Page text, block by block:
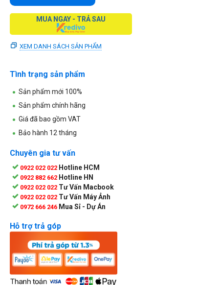
MUA NGAY - TRẢ SAU
XEM DANH SÁCH SẢN PHẨM
Tình trạng sản phẩm
Sản phẩm mới 100%
Sản phẩm chính hãng
Giá đã bao gồm VAT
Bảo hành 12 tháng
Chuyên gia tư vấn
0922 022 022 Hotline HCM
0922 882 662 Hotline HN
0922 022 022 Tư Vấn Macbook
0922 022 022 Tư Vấn Máy Ảnh
0972 666 246 Mua Sỉ - Dự Án
Hỗ trợ trả góp